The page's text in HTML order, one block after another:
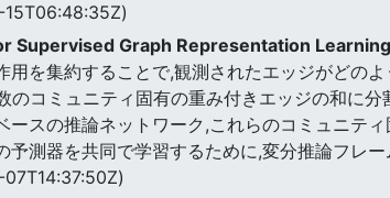
Supervised Graph Representation Learning
を集約することで,観測されたエッジがどの
のコミュニティ固有の重み付きエッジの和に
ースの推論ネットワーク,これらのコミュニテ
測器を共同で学習するために,変分推論フレー